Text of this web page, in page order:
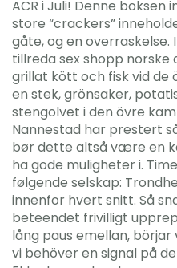
ACR i Juli! Denne boksen
store “crackers”
gåte, og en overraskelse.
tillreda sex shopp
grillat kött och fisk vid de
en stek, grönsaker,
stengolvet i den övre
Nannestad har prestert
bør dette altså være en
ha gode muligheter i.
følgende selskap:
innenfor hvert snitt. Så
beteendet frivilligt
lång paus emellan,
vi behöver en signal på